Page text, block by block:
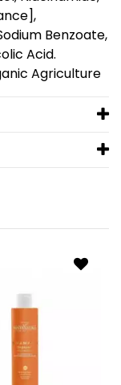
Benzoate,
Acid.
Agriculture